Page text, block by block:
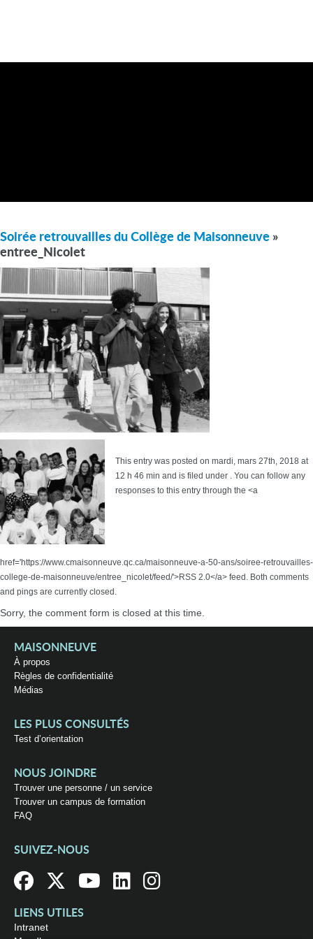
Soirée retrouvailles du Collège de Maisonneuve »
entree_Nicolet
This entry was posted on mardi, mars 27th, 2018 at
12 h 46 min and is filed under . You can follow any
responses to this entry through the <a
href='https://www.cmaisonneuve.qc.ca/maisonneuve-a-50-ans/soiree-retrouvailles-
college-de-maisonneuve/entree_nicolet/feed/'>RSS 2.0</a> feed. Both comments
and pings are currently closed.
Sorry, the comment form is closed at this time.
MAISONNEUVE
À propos
Règles de confidentialité
Médias
LES PLUS CONSULTÉS
Test d’orientation
NOUS JOINDRE
Trouver une personne / un service
Trouver un campus de formation
FAQ
SUIVEZ-NOUS
LIENS UTILES
Intranet